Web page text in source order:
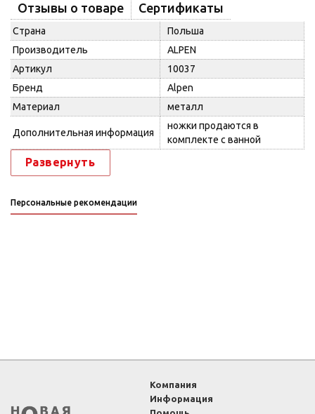
Отзывы о товаре
Сертификаты
Страна
Польша
Производитель
ALPEN
Артикул
10037
Бренд
Alpen
Материал
металл
Дополнительная информация
ножки продаются в
комплекте с ванной
Развернуть
Персональные рекомендации
Компания
Информация